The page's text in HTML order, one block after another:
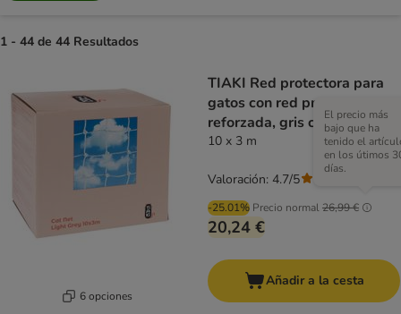
1 - 44 de 44 Resultados
6 opciones
TIAKI Red protectora para
gatos con red protectora
reforzada, gris claro
10 x 3 m
-25.01% Precio normal26,99 €
El precio más
bajo que ha
tenido el
en los útimos
días.
20,24 €
Valoración: 4.7/5
Añadir a la cesta